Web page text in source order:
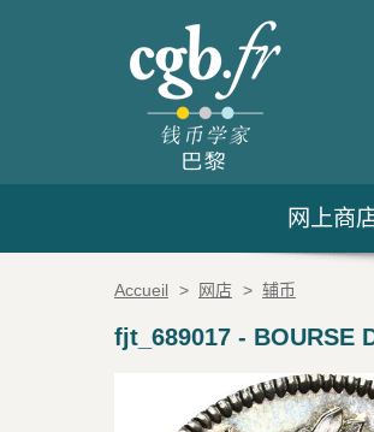
网上商
Accueil > 网店 > 辅币
fjt_689017 - BOURSE